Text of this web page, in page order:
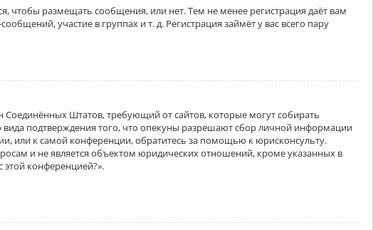
чтобы размещать сообщения, или нет. Тем не менее регистрация даёт вам
участие в группах и т. д. Регистрация займёт у вас всего пару
Соединённых Штатов, требующий от сайтов, которые могут собирать
подтверждения того, что опекуны разрешают сбор личной информации
или к самой конференции, обратитесь за помощью к юрисконсульту.
и не является объектом юридических отношений, кроме указанных в
этой конференцией?».